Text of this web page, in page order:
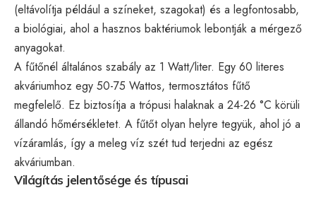
(eltávolítja például a színeket, szagokat) és a legfontosabb,
a biológiai, ahol a hasznos baktériumok lebontják a mérgező
anyagokat.
A fűtőnél általános szabály az 1 Watt/liter. Egy 60 literes
akváriumhoz egy 50-75 Wattos, termosztátos fűtő
megfelelő. Ez biztosítja a trópusi halaknak a 24-26 °C körüli
állandó hőmérsékletet. A fűtőt olyan helyre tegyük, ahol jó a
vízáramlás, így a meleg víz szét tud terjedni az egész
akváriumban.
Világítás jelentősége és típusai